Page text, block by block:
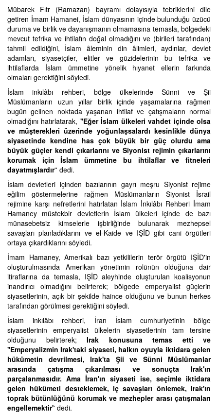
Mübarek Fıtr (Ramazan) bayramı dolayısıyla tebriklerini dile
getiren İmam Hamanei, İslam dünyasının içinde bulunduğu üzücü
duruma ve birlik ve dayanışmanın olmamasına temasla, bölgedeki
mevcut tefrika ve ihtilafın doğal olmadığını ve (birileri tarafından)
tahmil edildiğini, İslam âleminin din âlimleri, aydınlar, devlet
adamları, siyasetçiler, elitler ve güzidelerinin bu tefrika ve
ihtilaflarda İslam ümmetine yönelik hıyanet ellerin farkında
olmaları gerektiğini söyledi.
İslam inkılâbı rehberi, bölge ülkelerinde Sünni ve Şii
Müslümanların uzun yıllar birlik içinde yaşamalarına rağmen
bugün gelinen noktada yaşanan ihtilaf ve çatışmaların normal
olmadığını hatırlatarak, ''Eğer İslam ülkeleri vahdet içinde olsa
ve müşterekleri üzerinde yoğunlaşsalardı kesinlikle dünya
siyasetinde kendine has çok büyük bir güç olurdu ama
büyük güçler kendi çıkarlarını ve Siyonist rejimin çıkarlarını
korumak için İslam ümmetine bu ihtilaflar ve fitneleri
dayatmışlardır'' dedi.
İslam devletleri içinden bazılarının gayrı meşru Siyonist rejime
eğilim göstermelerine rağmen Müslümanların Siyonist İsrail
rejimine karşı nefretlerini hatırlatan İslam İnkılâbı Rehberi İmam
Hamaney müstekbir devletlerin İslam ülkeleri içinde de bazı
münasebetsiz kimselerle işbirliğinde bulunarak mezhepsel
savaşları planladıklarını ve el-Kaide ve IŞİD gibi cani örgütleri
ortaya çıkardıklarını söyledi.
İmam Hamaney, Amerikalı bazı yetkililerin terör örgütü IŞİD'in
oluşturulmasında Amerikan yönetimin rolünün olduğuna dair
itiraflarına da temasla, IŞİD aleyhinde oluşturulan koalisyonun
inandırıcı olmadığını belirterek; bölgede emperyalist güçlerin
siyasetlerinin, açık bir şekilde haince olduğunu ve bunun herkes
tarafından görülmesi gerektiğini söyledi.
İslam inkılâbı rehberi, İran İslam cumhuriyetinin bölge
siyasetlerinin emperyalist ülkelerin siyasetlerinin tam tersine
olduğunu belirterek; Irak konusuna temas etti ve
''Emperyalizmin Irak'taki siyaseti, halkın oyuyla iktidara gelen
hükümetin devrilmesi, Irak'ta Şii ve Sünni Müslümanlar
arasında çatışma çıkarılması ve sonuçta Irak'ın
parçalanmasıdır. Ama İran'ın siyaseti ise, seçimle iktidara
gelen hükümeti desteklemek, iç savaşları önlemek, Irak'ın
toprak bütünlüğünü korumak ve mezhepler arası çatışmaları
engellemektir'' dedi.